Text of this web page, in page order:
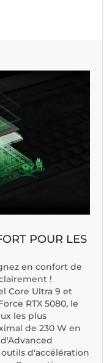
POUR LES
en confort de
!
Core Ultra 9 et
RTX 5080, le
les plus
de 230 W en
d'accélération